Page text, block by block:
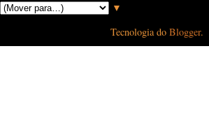
▼
Tecnologia do Blogger.